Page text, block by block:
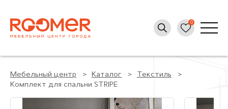
Мебельный центр Каталог
Текстиль
Комплект для спальни STRIPE